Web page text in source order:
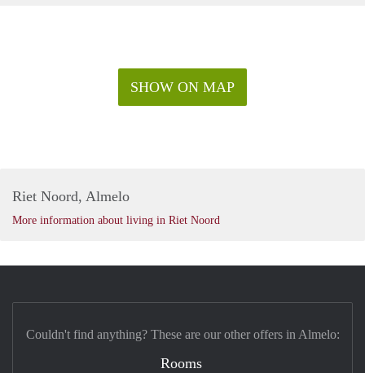
SHOW ON MAP
Riet Noord, Almelo
More information about living in Riet Noord
Couldn't find anything? These are our other offers in Almelo:
Rooms